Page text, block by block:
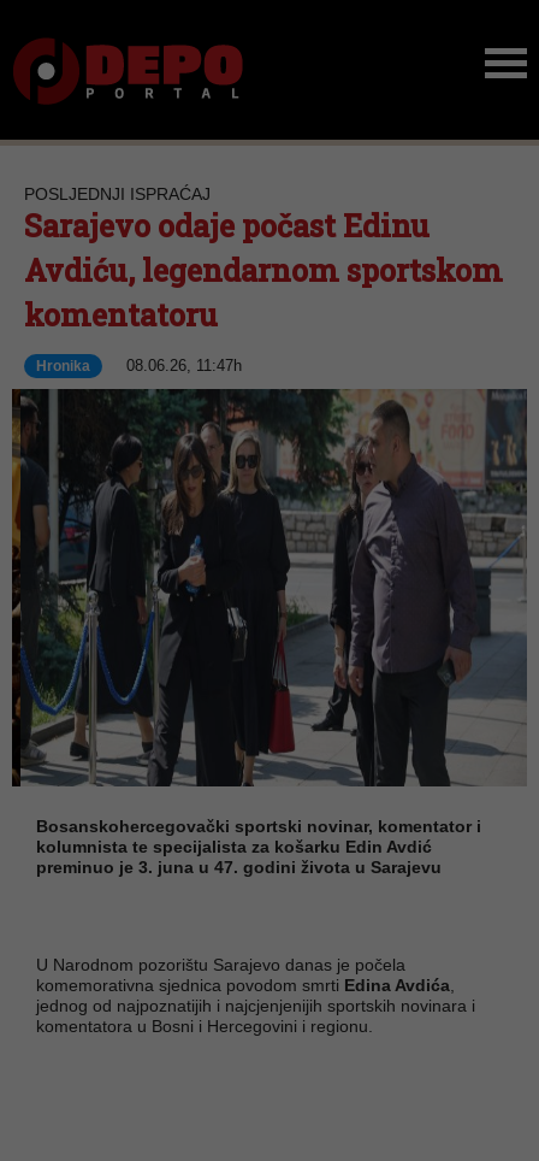
POSLJEDNJI ISPRAĆAJ
Sarajevo odaje počast Edinu
Avdiću, legendarnom sportskom
komentatoru
Hronika 08.06.26, 11:47h
Bosanskohercegovački sportski novinar, komentator i
kolumnista te specijalista za košarku Edin Avdić
preminuo je 3. juna u 47. godini života u Sarajevu
U Narodnom pozorištu Sarajevo danas je počela
komemorativna sjednica povodom smrti Edina Avdića
jednog od najpoznatijih i najcjenjenijih sportskih novinara i
komentatora u Bosni i Hercegovini i regionu.